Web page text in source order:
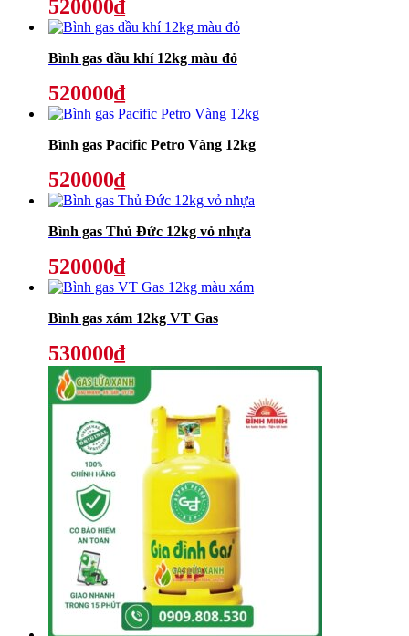
520000₫
Bình gas dầu khí 12kg màu đỏ
520000₫
Bình gas Pacific Petro Vàng 12kg
520000₫
Bình gas Thủ Đức 12kg vỏ nhựa
520000₫
Bình gas xám 12kg VT Gas
530000₫